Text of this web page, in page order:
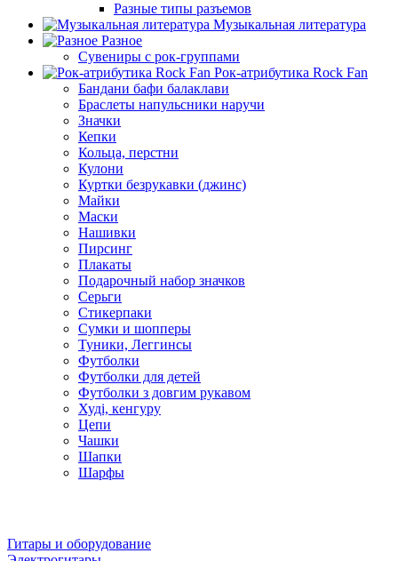
Разные типы разъемов
Музыкальная литература
Разное
Сувениры с рок-группами
Рок-атрибутика Rock Fan
Бандани бафи балаклави
Браслеты напульсники наручи
Значки
Кепки
Кольца, перстни
Кулони
Куртки безрукавки (джинс)
Майки
Маски
Нашивки
Пирсинг
Плакаты
Подарочный набор значков
Серьги
Стикерпаки
Сумки и шопперы
Туники, Леггинсы
Футболки
Футболки для детей
Футболки з довгим рукавом
Худі, кенгуру
Цепи
Чашки
Шапки
Шарфы
Гитары и оборудование